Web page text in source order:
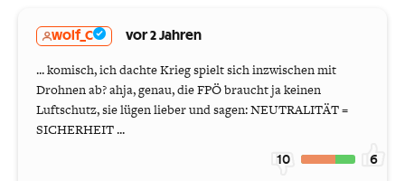
wolf_C vor 2 Jahren
... komisch, ich dachte Krieg spielt sich inzwischen mit
Drohnen ab? ahja, genau, die FPÖ braucht ja keinen
Luftschutz, sie lügen lieber und sagen: NEUTRALITÄT =
SICHERHEIT ...
10 6